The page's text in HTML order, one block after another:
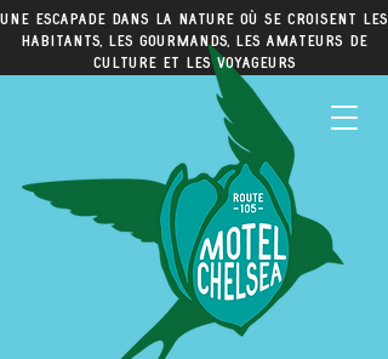
Une escapade dans la nature où se croisent les
habitants, les gourmands, les amateurs de
culture et les voyageurs